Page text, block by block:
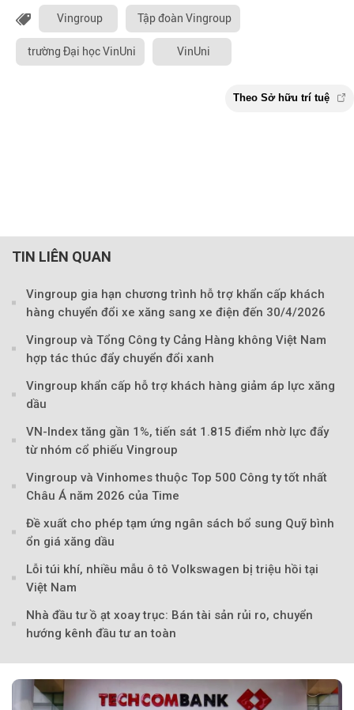
Vingroup Tập đoàn Vingroup
trường Đại học VinUni VinUni
Theo Sở hữu trí
TIN LIÊN QUAN
Vingroup gia hạn chương trình hỗ trợ khẩn cấp khách
hàng chuyển đổi xe xăng sang xe điện đến 30/4/2026
Vingroup và Tổng Công ty Cảng Hàng không Việt Nam
hợp tác thúc đẩy chuyển đổi xanh
Vingroup khẩn cấp hỗ trợ khách hàng giảm áp lực xăng
dầu
VN-Index tăng gần 1%, tiến sát 1.815 điểm nhờ lực đẩy
từ nhóm cổ phiếu Vingroup
Vingroup và Vinhomes thuộc Top 500 Công ty tốt nhất
Châu Á năm 2026 của Time
Đề xuất cho phép tạm ứng ngân sách bổ sung Quỹ bình
ổn giá xăng dầu
Lỗi túi khí, nhiều mẫu ô tô Volkswagen bị triệu hồi tại
Việt Nam
Nhà đầu tư ồ ạt xoay trục: Bán tài sản rủi ro, chuyển
hướng kênh đầu tư an toàn